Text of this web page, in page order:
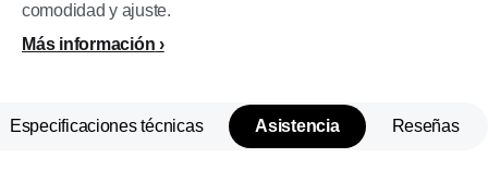
comodidad y ajuste.
Más información
Especificaciones técnicas Asistencia Reseñas